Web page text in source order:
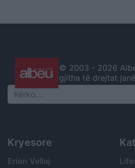
© 2003 - 2026
gjitha të drejtat
Search
Kryesore
Erion Veliaj